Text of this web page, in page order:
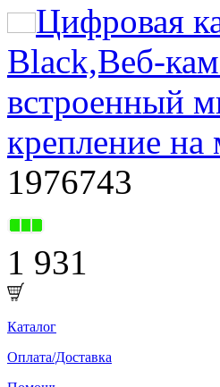
Цифровая
Black,Веб-
встроенный
крепление
1976743
1 931
Каталог
Оплата/Доставка